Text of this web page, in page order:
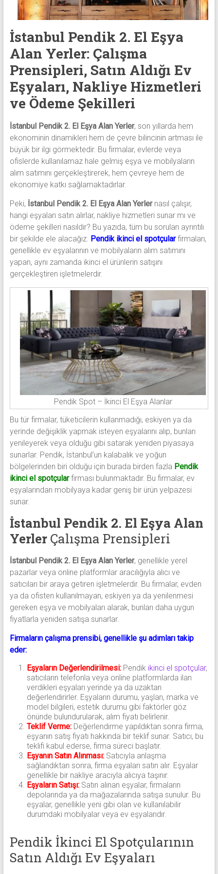
kombi
ve
mobilya
alımı
gibi
komple
eşya
yapıyor.
İstanbul Pendik 2. El Eşya
Alan Yerler: Çalışma
Prensipleri, Satın Aldığı Ev
Eşyaları, Nakliye Hizmetleri
ve Ödeme Şekilleri
İstanbul Pendik 2. El Eşya Alan Yerler, son yıllarda hem
ekonominin dinamikleri hem de çevre bilincinin artması ile
büyük bir ilgi görmektedir. Bu firmalar, evlerde veya
ofislerde kullanılamaz hale gelmiş eşya ve mobilyaların
alım satımını gerçekleştirerek, hem çevreye hem de
ekonomiye katkı sağlamaktadırlar.
Peki, İstanbul Pendik 2. El Eşya Alan Yerlernasıl çalışır,
hangi eşyaları satın alırlar, nakliye hizmetleri sunar mı ve
ödeme şekilleri nasıldır? Bu yazıda, tüm bu soruları ayrıntılı
bir şekilde ele alacağız. Pendik ikinci el spotçularfirmaları,
genellikle ev eşyalarının ve mobilyaların alım satımını
yapan, aynı zamanda ikinci el ürünlerin satışını
gerçekleştiren işletmelerdir.
Pendik Spot – İkinci El Eşya Alanlar
Bu tür firmalar, tüketicilerin kullanmadığı, eskiyen ya da
yerinde değişiklik yapmak isteyen eşyalarını alıp, bunları
yenileyerek veya olduğu gibi satarak yeniden piyasaya
sunarlar. Pendik, İstanbul’un kalabalık ve yoğun
bölgelerinden biri olduğu için burada birden fazla Pendik
ikinci el spotçularfirması bulunmaktadır. Bu firmalar, ev
eşyalarından mobilyaya kadar geniş bir ürün yelpazesi
sunar.
İstanbul Pendik 2. El Eşya Alan
YerlerÇalışma Prensipleri
İstanbul Pendik 2. El Eşya Alan Yerler, genellikle yerel
pazarlar veya online platformlar aracılığıyla alıcı ve
satıcıları bir araya getiren işletmelerdir. Bu firmalar, evden
ya da ofisten kullanılmayan, eskiyen ya da yenilenmesi
gereken eşya ve mobilyaları alarak, bunları daha uygun
fiyatlarla yeniden satışa sunarlar.
Firmaların çalışma prensibi, genellikle şu adımları takip
eder:
Eşyaların Değerlendirilmesi:Pendik ikinci el spotçular,
satıcıların telefonla veya online platformlarda ilan
verdikleri eşyaları yerinde ya da uzaktan
değerlendirirler. Eşyaların durumu, yaşları, marka ve
model bilgileri, estetik durumu gibi faktörler göz
önünde bulundurularak, alım fiyatı belirlenir.
Teklif Verme:Değerlendirme yapıldıktan sonra firma,
eşyanın satış fiyatı hakkında bir teklif sunar. Satıcı, bu
teklifi kabul ederse, firma süreci başlatır.
Eşyanın Satın Alınması:Satıcıyla anlaşma
sağlandıktan sonra, firma eşyaları satın alır. Eşyalar
genellikle bir nakliye aracıyla alıcıya taşınır.
Eşyaların Satışı:Satın alınan eşyalar, firmaların
depolarında ya da mağazalarında satışa sunulur. Bu
eşyalar, genellikle yeni gibi olan ve kullanılabilir
durumdaki mobilyalar veya ev eşyalarıdır.
Pendik İkinci El Spotçularının
Satın Aldığı Ev Eşyaları